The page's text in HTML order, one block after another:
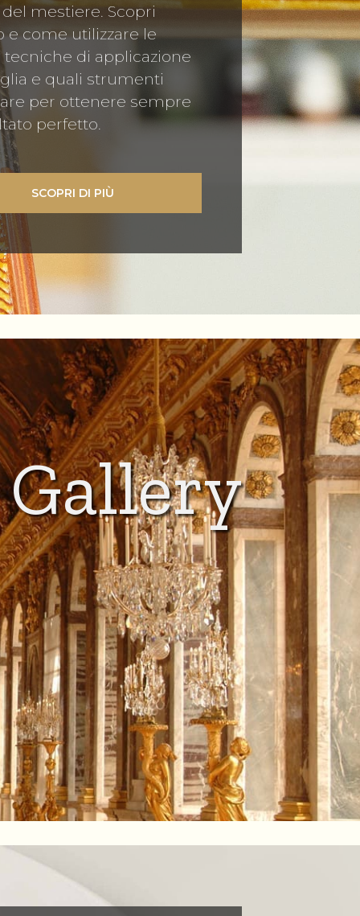
mestiere. Scopri
e come utilizzare le
tecniche di applicazione
e quali strumenti
per ottenere sempre
perfetto.
SCOPRI DI PIÙ
Gallery